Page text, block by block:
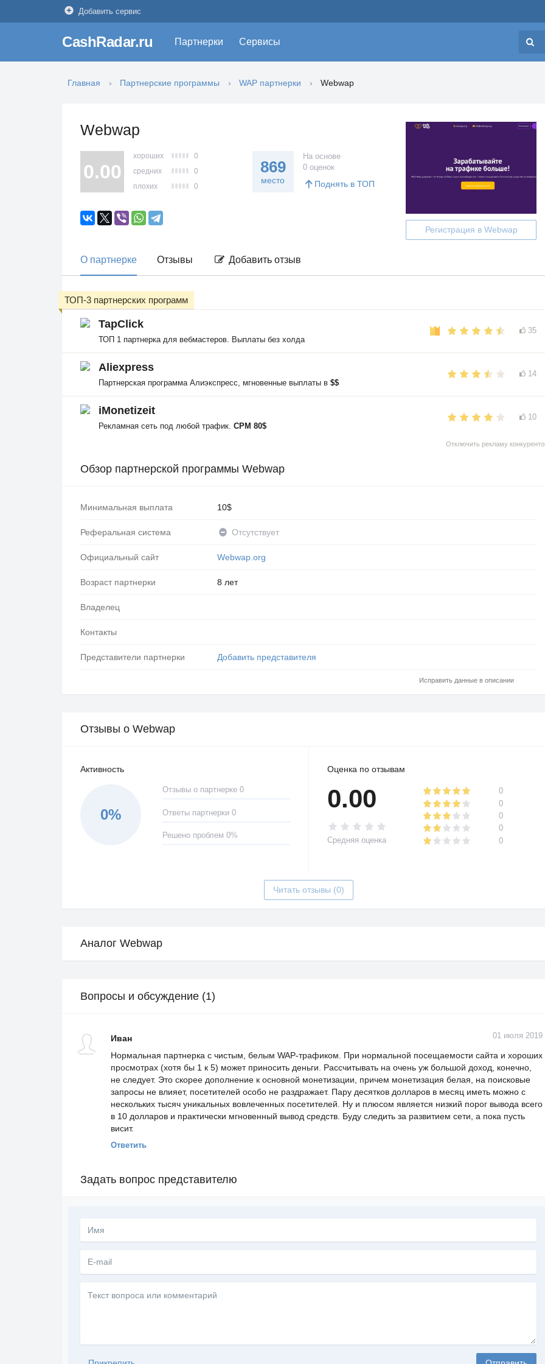
Добавить сервис
CashRadar.ru Партнерки Сервисы
Главная Партнерские программы WAP партнерки Webwap
Webwap
Регистрация в Webwap
0.00
хороших
0
средних
0
плохих
0
869
место
На основе
0 оценок
Поднять в ТОП
О партнерке Отзывы Добавить отзыв
TapClick
ТОП 1 партнерка для вебмастеров. Выплаты без холда
35
ТОП-3 партнерских программ
Aliexpress
Партнерская программа Алиэкспресс, мгновенные выплаты в $$
14
iMonetizeit
Рекламная сеть под любой трафик. CPM 80$
10
Отключить рекламу
Обзор партнерской программы Webwap
Минимальная выплата 10$
Реферальная система Отсутствует
Официальный сайт Webwap.org
Возраст партнерки 8 лет
Владелец
Контакты
Представители партнерки Добавить представителя
Исправить данные в описании
Отзывы о Webwap
Активность
0%
Отзывы о партнерке 0
Ответы партнерки 0
Решено проблем 0%
Оценка по отзывам
0.00
Средняя оценка
0
0
0
0
0
Читать отзывы (0)
Аналог Webwap
Вопросы и обсуждение (1)
01 июля 2019
Иван
Нормальная партнерка с чистым, белым WAP-трафиком. При нормальной посещаемости сайта и хороших
просмотрах (хотя бы 1 к 5) может приносить деньги. Рассчитывать на очень уж большой доход, конечно,
не следует. Это скорее дополнение к основной монетизации, причем монетизация белая, на поисковые
запросы не влияет, посетителей особо не раздражает. Пару десятков долларов в месяц иметь можно с
нескольких тысяч уникальных вовлеченных посетителей. Ну и плюсом является низкий порог вывода всего
в 10 долларов и практически мгновенный вывод средств. Буду следить за развитием сети, а пока пусть
висит.
Ответить
Задать вопрос представителю
вопроса